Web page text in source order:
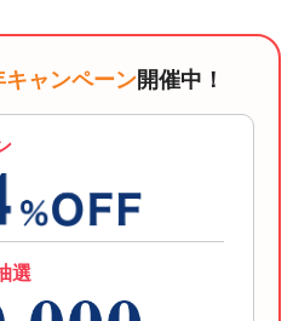
も登録可能
Yahoo!
キャンペーン開催中！
選